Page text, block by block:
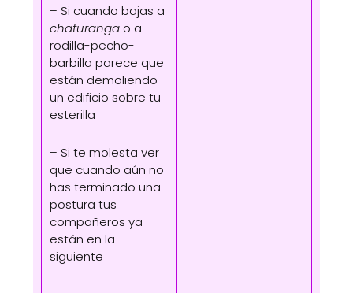
– Si cuando bajas a
chaturanga o a
rodilla-pecho-
barbilla parece que
están demoliendo
un edificio sobre tu
esterilla
– Si te molesta ver
que cuando aún no
has terminado una
postura tus
compañeros ya
están en la
siguiente